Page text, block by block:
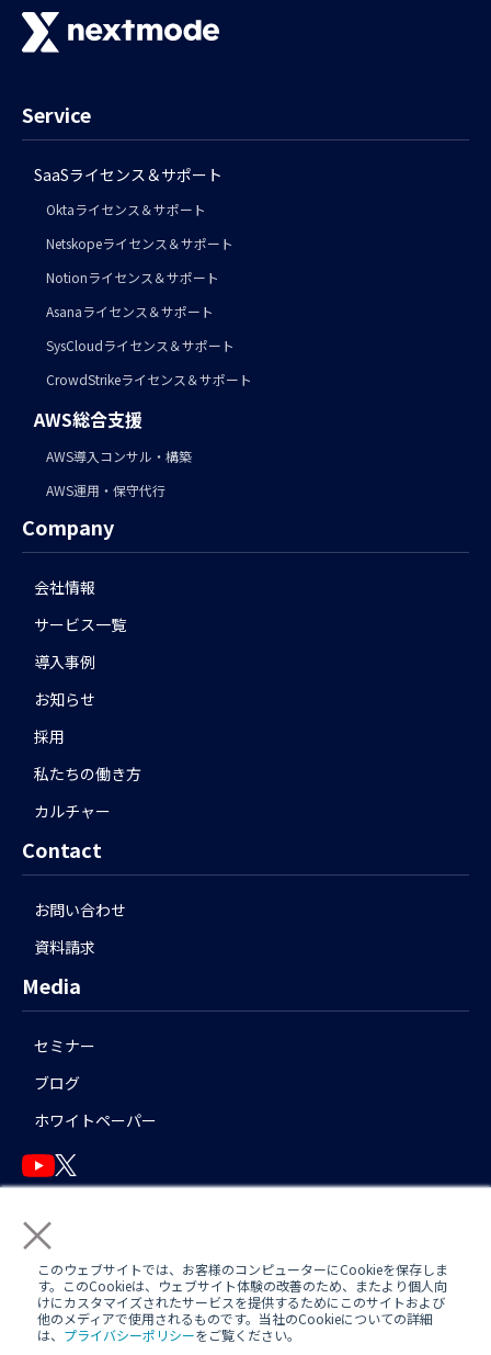
×
このウェブサイトでは、お客様のコンピューターにCookieを保存しま
す。このCookieは、ウェブサイト体験の改善のため、またより個人向
けにカスタマイズされたサービスを提供するためにこのサイトおよび
他のメディアで使用されるものです。当社のCookieについての詳細
は、 プライバシーポリシーをご覧ください。
Service
SaaSライセンス＆サポート
Oktaライセンス＆サポート
Netskopeライセンス＆サポート
Notionライセンス＆サポート
Asanaライセンス＆サポート
SysCloudライセンス＆サポート
CrowdStrikeライセンス＆サポート
AWS総合支援
AWS導入コンサル・構築
AWS運用・保守代行
Company
会社情報
サービス一覧
導入事例
お知らせ
採用
私たちの働き方
カルチャー
Contact
お問い合わせ
資料請求
Media
セミナー
ブログ
ホワイトペーパー
English
運用アシスタント利用規約(AWS/ Azure) 日中運用支援定型約款